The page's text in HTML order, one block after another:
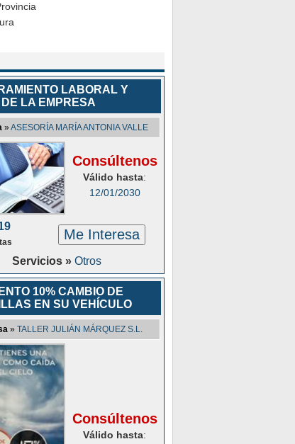
LABORAL Y
LA EMPRESA
»ASESORÍA MARÍA ANTONIA VALLE
Consúltenos
Válido hasta:
12/01/2030
Me Interesa
Servicios » Otros
10% CAMBIO DE
EN SU VEHÍCULO
» TALLER JULIÁN MÁRQUEZ S.L.
Consúltenos
Válido hasta: